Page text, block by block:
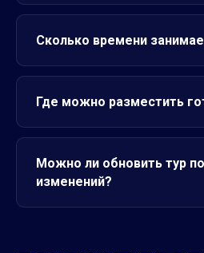
Сколько времени
Где можно разместить
Можно ли обновить тур
изменений?